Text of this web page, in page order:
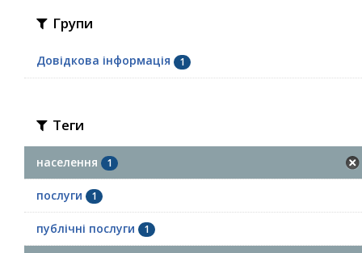
Групи
Довідкова інформація 1
Теги
населення 1
послуги 1
публічні послуги 1